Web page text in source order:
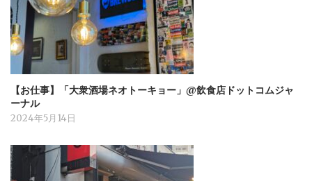
【お仕事】「大衆酒場ネオトーキョー」@飲食店ドットコムジャ
ーナル
2024年5月14日